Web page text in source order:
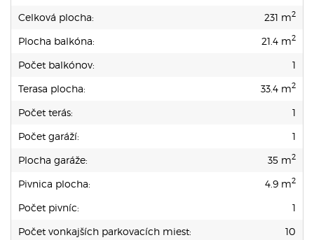
Celková plocha:
231 m2
Plocha balkóna: 21.4 m2
Počet balkónov:
1
Terasa plocha:
33.4 m2
Počet terás:
1
Počet garáží:
1
Plocha garáže:
35 m2
Pivnica plocha: 4.9 m2
Počet pivníc:
1
Počet vonkajších parkovacích miest:
10